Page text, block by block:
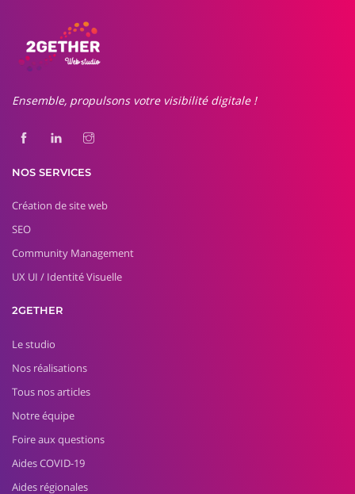
Ensemble, propulsons votre visibilité digitale !
NOS SERVICES
Création de site web
SEO
Community Management
UX UI / Identité Visuelle
2GETHER
Le studio
Nos réalisations
Tous nos articles
Notre équipe
Foire aux questions
Aides COVID-19
Aides régionales